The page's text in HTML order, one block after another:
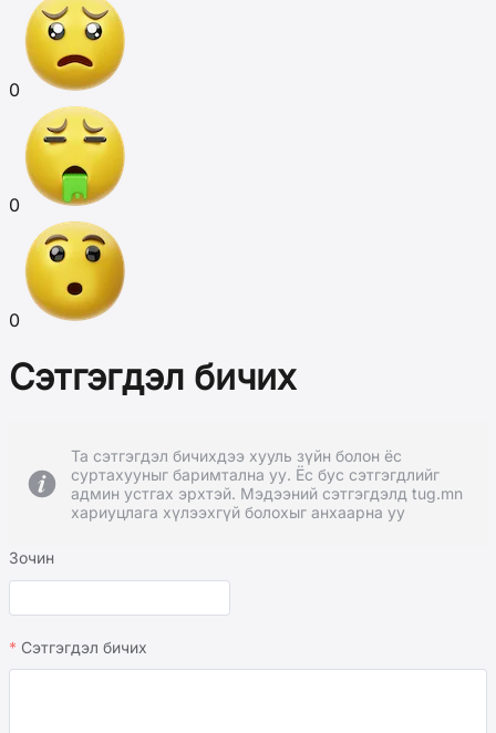
0
0
0
Сэтгэгдэл бичих
Та сэтгэгдэл бичихдээ хууль зүйн болон ёс
суртахууныг баримтална уу. Ёс бус сэтгэгдлийг
админ устгах эрхтэй. Мэдээний сэтгэгдэлд tug.mn
хариуцлага хүлээхгүй болохыг анхаарна уу
Зочин
Сэтгэгдэл бичих